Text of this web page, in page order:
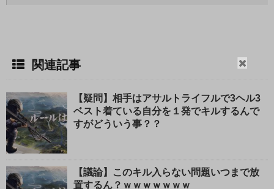
閉
る
関連記事
【疑問】相手はアサルトライフルで3ヘル3
ベスト着ている自分を１発でキルするんで
すがどういう事？？
【議論】このキル入らない問題いつまで放
置するん？ｗｗｗｗｗｗｗ